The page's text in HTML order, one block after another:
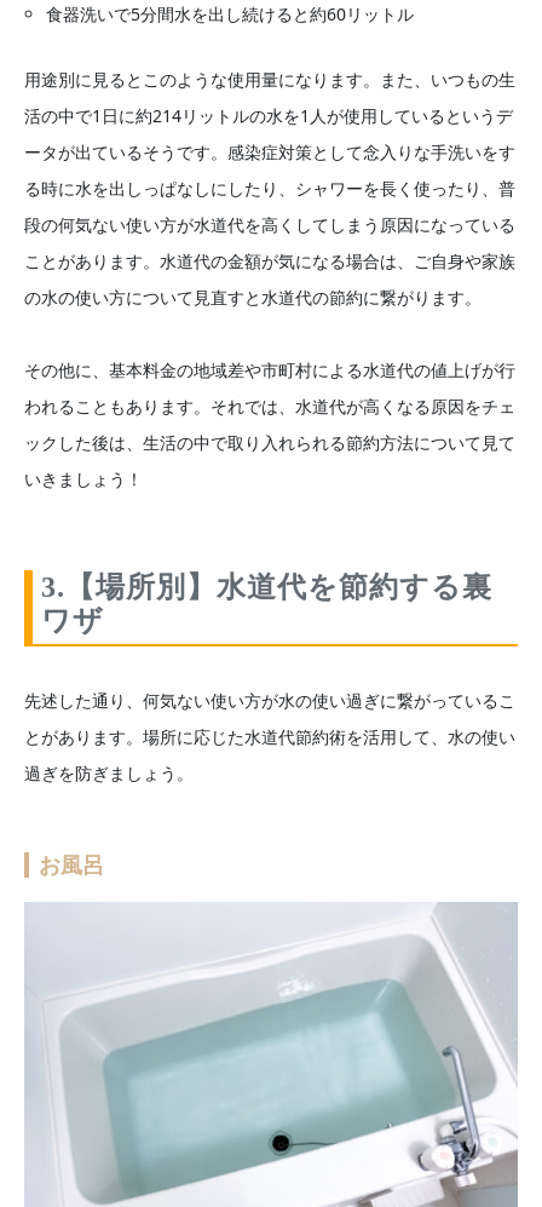
食器洗いで5分間水を出し続けると約60リットル
用途別に見るとこのような使用量になります。また、いつもの生
活の中で1日に約214リットルの水を1人が使用しているというデ
ータが出ているそうです。感染症対策として念入りな手洗いをす
る時に水を出しっぱなしにしたり、シャワーを長く使ったり、普
段の何気ない使い方が水道代を高くしてしまう原因になっている
ことがあります。水道代の金額が気になる場合は、ご自身や家族
の水の使い方について見直すと水道代の節約に繋がります。
その他に、基本料金の地域差や市町村による水道代の値上げが行
われることもあります。それでは、水道代が高くなる原因をチェ
ックした後は、生活の中で取り入れられる節約方法について見て
いきましょう！
3.【場所別】水道代を節約する裏
ワザ
先述した通り、何気ない使い方が水の使い過ぎに繋がっているこ
とがあります。場所に応じた水道代節約術を活用して、水の使い
過ぎを防ぎましょう。
お風呂